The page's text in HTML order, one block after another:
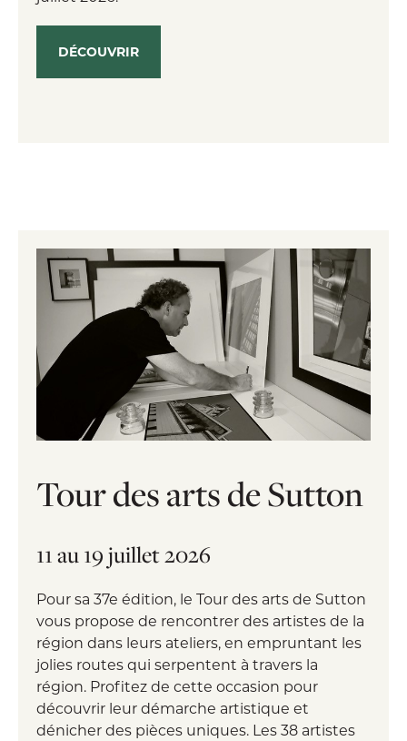
DÉCOUVRIR
Tour des arts de Sutton
11 au 19 juillet 2026
Pour sa 37e édition, le Tour des arts de Sutton
vous propose de rencontrer des artistes de la
région dans leurs ateliers, en empruntant les
jolies routes qui serpentent à travers la
région. Profitez de cette occasion pour
découvrir leur démarche artistique et
dénicher des pièces uniques. Les 38 artistes